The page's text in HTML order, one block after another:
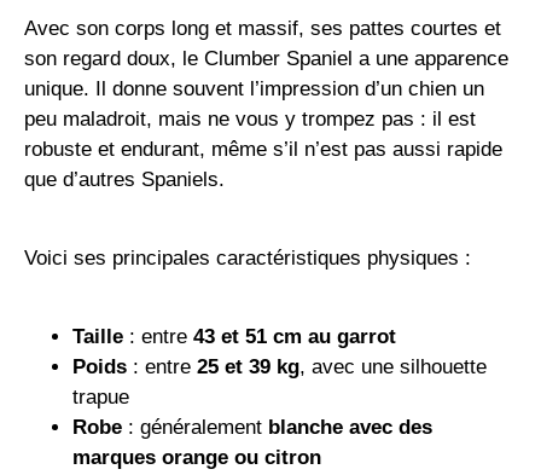
Avec son corps long et massif, ses pattes courtes et
son regard doux, le Clumber Spaniel a une apparence
unique. Il donne souvent l’impression d’un chien un
peu maladroit, mais ne vous y trompez pas : il est
robuste et endurant, même s’il n’est pas aussi rapide
que d’autres Spaniels.
Voici ses principales caractéristiques physiques :
Taille : entre 43 et 51 cm au garrot
Poids : entre 25 et 39 kg, avec une silhouette
trapue
Robe : généralement blanche avec des
marques orange ou citron